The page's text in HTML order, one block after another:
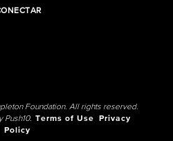
Foundation. All rights reserved.
Push10. Terms of Use
Privacy
Policy